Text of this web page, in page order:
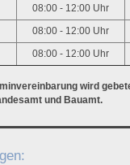
08:00 - 12:00 Uhr
08:00 - 12:00 Uhr
08:00 - 12:00 Uhr
wird
und Bauamt.